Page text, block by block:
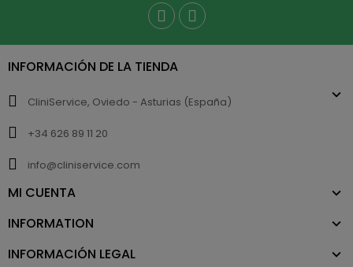
INFORMACIÓN DE LA TIENDA
CliniService, Oviedo - Asturias (España)
+34 626 89 11 20
info@cliniservice.com
MI CUENTA
INFORMATION
INFORMACIÓN LEGAL